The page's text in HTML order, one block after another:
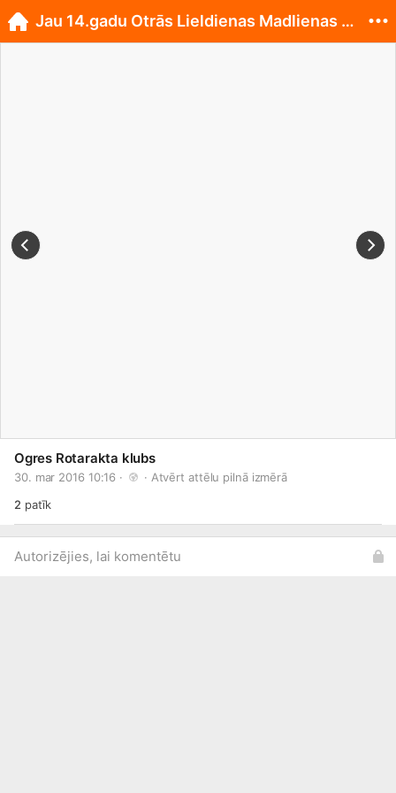
Ogres Rotarakta klubs
30. mar 2016 10:16 · · Atvērt attēlu pilnā izmērā
2 patīk
Autorizējies, lai komentētu
Jau 14.gadu Otrās Lieldienas Madlienas pansionātā